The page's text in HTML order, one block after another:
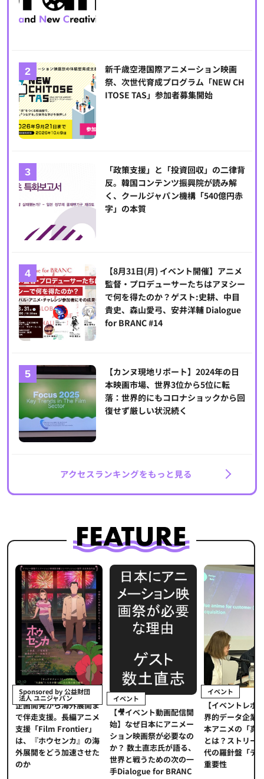
新千歳空港国際アニメーション映画
祭、次世代育成プログラム「NEW CH
ITOSE TAS」参加者募集開始
「政策支援」と「投資回収」の二律背
反。韓国コンテンツ振興院が読み解
く、クールジャパン機構「540億円赤
字」の本質
【8月31日(月) イベント開催】アニメ
監督・プロデューサーたちはアヌシー
で何を得たのか？ゲスト:史耕、中目
貴史、森山愛弓、安井洋輔 Dialogue
for BRANC #14
【カンヌ現地リポート】2024年の日
本映画市場、世界3位から5位に転
落：世界的にもコロナショックから回
復せず厳しい状況続く
アクセスランキングをもっと見る
Sponsored by 公益財団
法人 ユニジャパン
企画開発から海外展開ま
で伴走支援。長編アニメ
支援「Film Frontier」
は、『ホウセンカ』の海
外展開をどう加速させた
のか
イベント
【🎥イベント動画配信開
始】なぜ日本にアニメー
ション映画祭が必要なの
か？ 数土直志氏が語る、
世界と戦うための次の一
手Dialogue for BRANC
イベント
【イベントレポ
界的データ企業
本アニメの「真
とは？ストリー
代の羅針盤「デ
重要性